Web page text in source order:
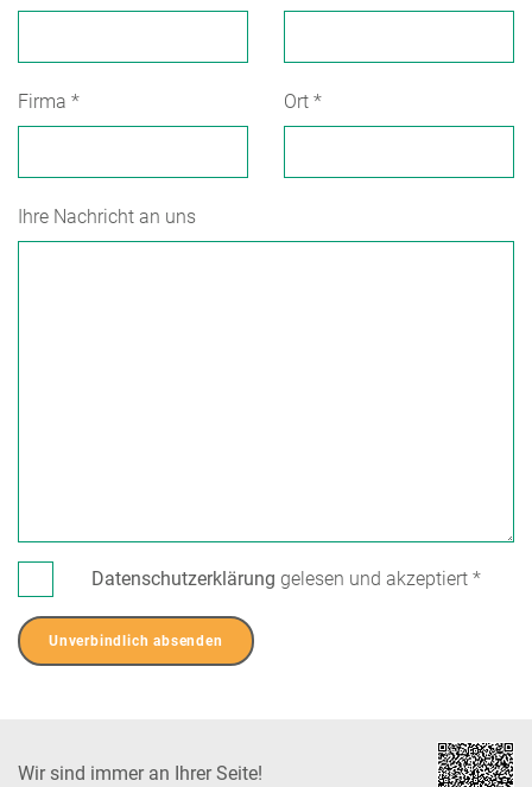
Firma * Ort *
Ihre Nachricht an uns
Datenschutzerklärung gelesen und akzeptiert *
Unverbindlich absenden
Wir sind immer an Ihrer Seite!